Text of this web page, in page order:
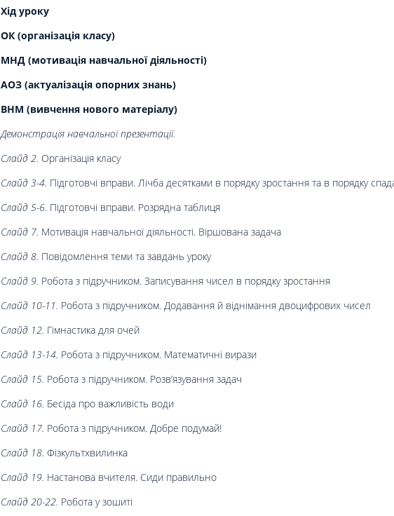
Хід уроку
ОК (організація класу)
МНД (мотивація навчальної діяльності)
АОЗ (актуалізація опорних знань)
ВНМ (вивчення нового матеріалу)
Демонстрація навчальної презентації.
Слайд 2. Організація класу
Слайд 3-4. Підготовчі вправи. Лічба десятками в порядку зростання та в порядку
Слайд 5-6. Підготовчі вправи. Розрядна таблиця
Слайд 7. Мотивація навчальної діяльності. Віршована задача
Слайд 8. Повідомлення теми та завдань уроку
Слайд 9. Робота з підручником. Записування чисел в порядку зростання
Слайд 10-11. Робота з підручником. Додавання й віднімання двоцифрових чисел
Слайд 12. Гімнастика для очей
Слайд 13-14. Робота з підручником. Математичні вирази
Слайд 15. Робота з підручником. Розв’язування задач
Слайд 16. Бесіда про важливість води
Слайд 17. Робота з підручником. Добре подумай!
Слайд 18. Фізкультхвилинка
Слайд 19. Настанова вчителя. Сиди правильно
Слайд 20-22. Робота у зошиті